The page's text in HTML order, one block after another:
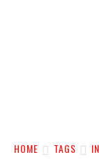
HOME TAGS